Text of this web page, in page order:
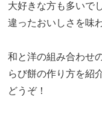
大好きな方も多いで
違ったおいしさを味
和と洋の組み合わせ
らび餅の作り方を紹
どうぞ！